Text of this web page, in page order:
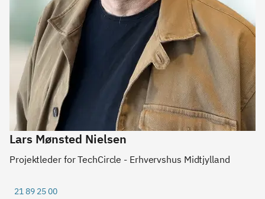
Lars Mønsted Nielsen
Projektleder for TechCircle - Erhvervshus Midtjylland
21 89 25 00